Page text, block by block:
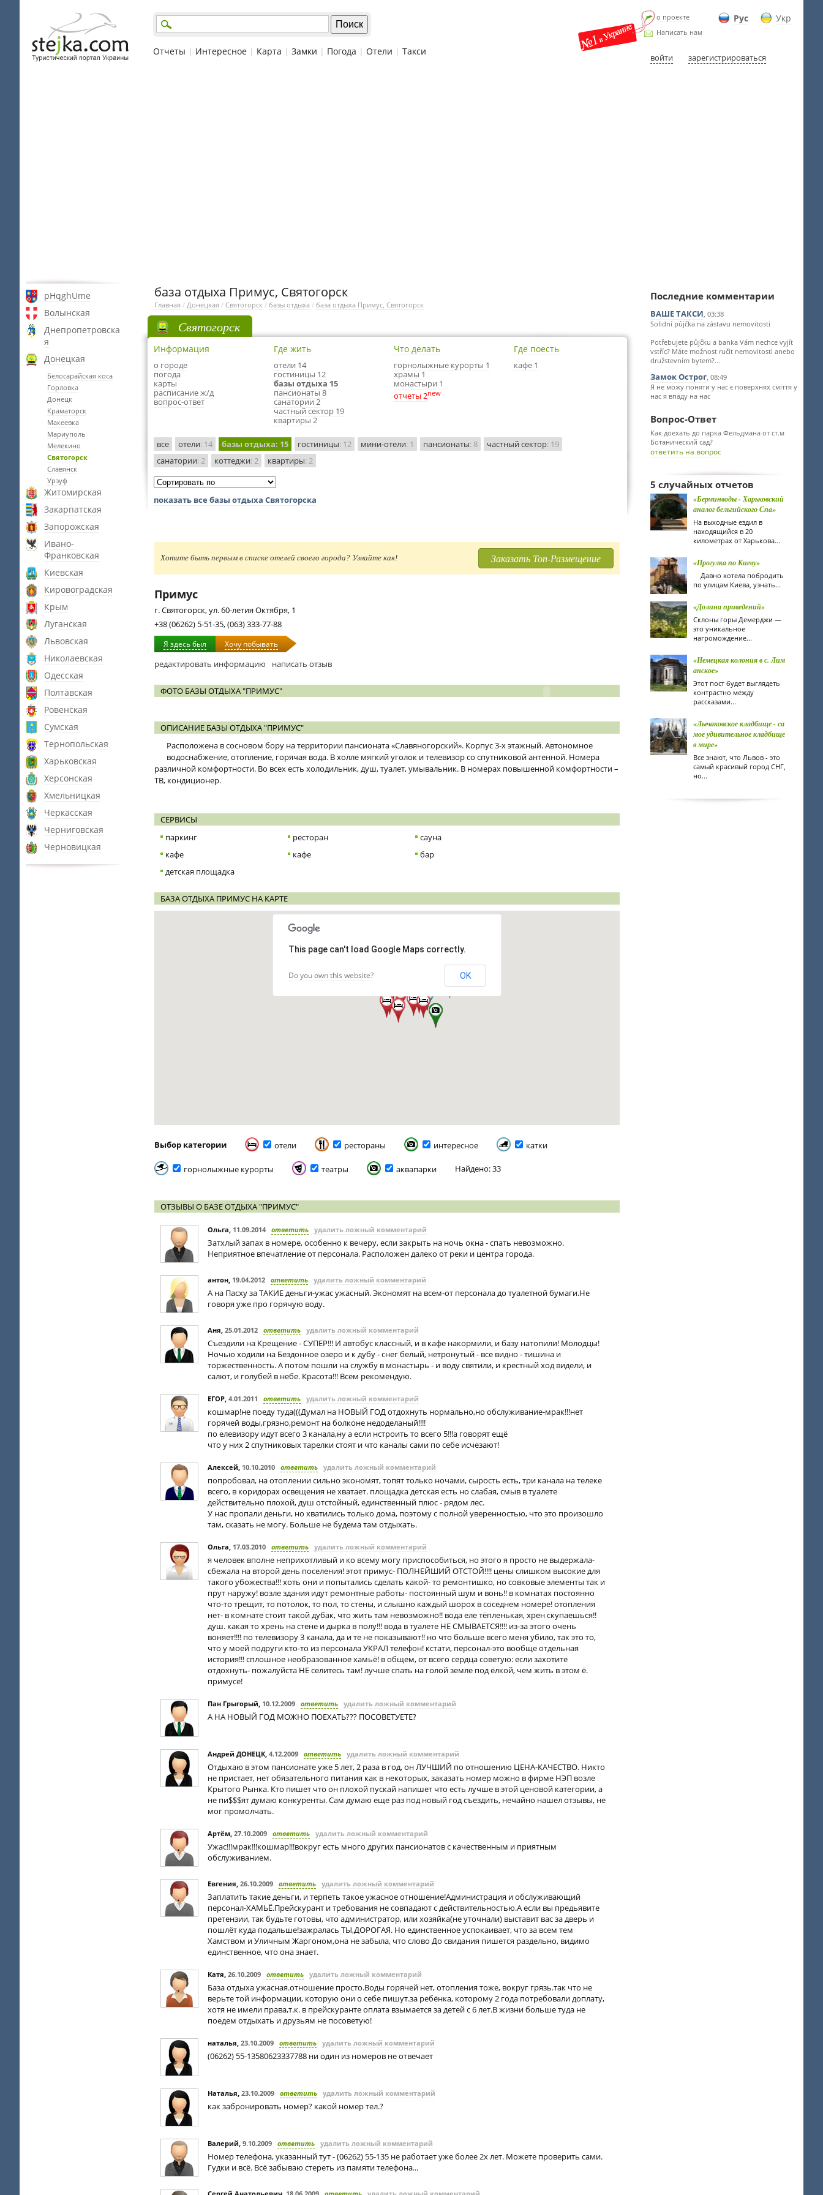
Рус Укр
о проекте
Написать нам
войти зарегистрироваться
Отчеты | Интересное | Карта | Замки | Погода | Отели | Такси
pHqghUme
Волынская
Днепропетровска
я
Донецкая
Белосарайская коса
Горловка
Донецк
Краматорск
Макеевка
Мариуполь
Мелекино
Святогорск
Славянск
Урзуф
Житомирская
Закарпатская
Запорожская
Ивано-
Франковская
Киевская
Кировоградская
Крым
Луганская
Львовская
Николаевская
Одесская
Полтавская
Ровенская
Сумская
Тернопольская
Харьковская
Херсонская
Хмельницкая
Черкасская
Черниговская
Черновицкая
база отдыха Примус, Святогорск
Главная / Донецкая / Святогорск / базы отдыха / база отдыха Примус, Святогорск
Святогорск
Информация
о городе
погода
карты
расписание ж/д
вопрос-ответ
Где жить
отели 14
гостиницы 12
базы отдыха 15
пансионаты 8
санатории 2
частный сектор 19
квартиры 2
Что делать
горнолыжные курорты 1
храмы 1
монастыри 1
отчеты 2new
Где поесть
кафе 1
все отели: 14 базы отдыха: 15 гостиницы: 12 мини-отели: 1 пансионаты: 8 частный сектор: 19
санатории: 2 коттеджи: 2 квартиры: 2
показать все базы отдыха Святогорска
Хотите быть первым в списке отелей своего города? Узнайте как! Заказать Топ-Размещение
Примус
г. Святогорск, ул. 60-летия Октября, 1
+38 (06262) 5-51-35, (063) 333-77-88
Я здесь был Хочу побывать
редактировать информацию написать отзыв
ФОТО БАЗЫ ОТДЫХА "ПРИМУС"
ОПИСАНИЕ БАЗЫ ОТДЫХА "ПРИМУС"
Расположена в сосновом бору на территории пансионата «Славяногорский». Корпус 3-х этажный. Автономное
водоснабжение, отопление, горячая вода. В холле мягкий уголок и телевизор со спутниковой антенной. Номера
различной комфортности. Во всех есть холодильник, душ, туалет, умывальник. В номерах повышенной комфортности –
ТВ, кондиционер.
СЕРВИСЫ
паркинг
ресторан
сауна
кафе
кафе
бар
детская площадка
БАЗА ОТДЫХА ПРИМУС НА КАРТЕ
This page can't load Google Maps correctly.
Do you own this website? OK
Выбор категории отели рестораны интересное катки
горнолыжные курорты театры аквапарки Найдено: 33
ОТЗЫВЫ О БАЗЕ ОТДЫХА "ПРИМУС"
Ольга, 11.09.2014 ответить удалить ложный комментарий
Затхлый запах в номере, особенно к вечеру, если закрыть на ночь окна - спать невозможно.
Неприятное впечатление от персонала. Расположен далеко от реки и центра города.
антон, 19.04.2012 ответить удалить ложный комментарий
А на Пасху за ТАКИЕ деньги-ужас ужасный. Экономят на всем-от персонала до туалетной бумаги.Не
говоря уже про горячую воду.
Аня, 25.01.2012 ответить удалить ложный комментарий
Съездили на Крещение - СУПЕР!!! И автобус классный, и в кафе накормили, и базу натопили! Молодцы!
Ночью ходили на Бездонное озеро и к дубу - снег белый, нетронутый - все видно - тишина и
торжественность. А потом пошли на службу в монастырь - и воду святили, и крестный ход видели, и
салют, и голубей в небе. Красота!!! Всем рекомендую.
ЕГОР, 4.01.2011 ответить удалить ложный комментарий
кошмар!не поеду туда(((Думал на НОВЫЙ ГОД отдохнуть нормально,но обслуживание-мрак!!!нет
горячей воды,грязно,ремонт на болконе недоделаный!!!!
по елевизору идут всего 3 канала,ну а если нстроить то всего 5!!!а говорят ещё
что у них 2 спутниковых тарелки стоят и что каналы сами по себе исчезают!
Алексей, 10.10.2010 ответить удалить ложный комментарий
попробовал, на отоплении сильно экономят, топят только ночами, сырость есть, три канала на телеке
всего, в коридорах освещения не хватает. площадка детская есть но слабая, смыв в туалете
действительно плохой, душ отстойный, единственный плюс - рядом лес.
У нас пропали деньги, но хватились только дома, поэтому с полной уверенностью, что это произошло
там, сказать не могу. Больше не будема там отдыхать.
Ольга, 17.03.2010 ответить удалить ложный комментарий
я человек вполне неприхотливый и ко всему могу приспособиться, но этого я просто не выдержала-
сбежала на второй день поселения! этот примус- ПОЛНЕЙШИЙ ОТСТОЙ!!!! цены слишком высокие для
такого убожества!!! хоть они и попытались сделать какой- то ремонтишко, но совковые элементы так и
прут наружу! возле здания идут ремонтные работы- постоянный шум и вонь!! в комнатах постоянно
что-то трещит, то потолок, то пол, то стены, и слышно каждый шорох в соседнем номере! отопления
нет- в комнате стоит такой дубак, что жить там невозможно!! вода еле тёпленькая, хрен скупаешься!!
душ. какая то хрень на стене и дырка в полу!!! вода в туалете НЕ СМЫВАЕТСЯ!!!! из-за этого очень
воняет!!!! по телевизору 3 канала, да и те не показывают!! но что больше всего меня убило, так это то,
что у моей подруги кто-то из персонала УКРАЛ телефон! кстати, персонал-это вообще отдельная
история!!! сплошное необразованное хамьё! в общем, от всего сердца советую: если захотите
отдохнуть- пожалуйста НЕ селитесь там! лучше спать на голой земле под ёлкой, чем жить в этом ё.
примусе!
Пан Грыгорый, 10.12.2009 ответить удалить ложный комментарий
А НА НОВЫЙ ГОД МОЖНО ПОЕХАТЬ??? ПОСОВЕТУЕТЕ?
Андрей ДОНЕЦК, 4.12.2009 ответить удалить ложный комментарий
Отдыхаю в этом пансионате уже 5 лет, 2 раза в год, он ЛУЧШИЙ по отношению ЦЕНА-КАЧЕСТВО. Никто
не пристает, нет обязательного питания как в некоторых, заказать номер можно в фирме НЭП возле
Крытого Рынка. Кто пишет что он плохой пускай напишет что есть лучше в этой ценовой категории, а
не пи$$$ят думаю конкуренты. Сам думаю еще раз под новый год съездить, нечайно нашел отзывы, не
мог промолчать.
Артём, 27.10.2009 ответить удалить ложный комментарий
Ужас!!!мрак!!!кошмар!!!вокруг есть много других пансионатов с качественным и приятным
обслуживанием.
Евгения, 26.10.2009 ответить удалить ложный комментарий
Заплатить такие деньги, и терпеть такое ужасное отношение!Администрация и обслуживающий
персонал-ХАМЬЁ.Прейскурант и требования не совпадают с действительностью.А если вы предьявите
претензии, так будьте готовы, что администратор, или хозяйка(не уточнали) выставит вас за дверь и
пошлёт куда подальше!зажралась ТЫ,ДОРОГАЯ. Но единственное успокаивает, что за всем тем
Хамством и Уличным Жаргоном,она не забыла, что слово До свидания пишется раздельно, видимо
единственное, что она знает.
Катя, 26.10.2009 ответить удалить ложный комментарий
База отдыха ужасная.отношение просто.Воды горячей нет, отопления тоже, вокруг грязь.так что не
верьте той информации, которую они о себе пишут.за ребёнка, которому 2 года потребовали доплату,
хотя не имели права,т.к. в прейскуранте оплата взымается за детей с 6 лет.В жизни больше туда не
поедем отдыхать и друзьям не посоветую!
наталья, 23.10.2009 ответить удалить ложный комментарий
(06262) 55-13580623337788 ни один из номеров не отвечает
Наталья, 23.10.2009 ответить удалить ложный комментарий
как забронировать номер? какой номер тел.?
Валерий, 9.10.2009 ответить удалить ложный комментарий
Номер телефона, указанный тут - (06262) 55-135 не работает уже более 2х лет. Можете проверить сами.
Гудки и всё. Всё забываю стереть из памяти телефона...
Последние комментарии
ВАШЕ ТАКСИ, 03:38
Solidní půjčka na zástavu nemovitosti
Potřebujete půjčku a banka Vám nechce vyjít
vstříc? Máte možnost ručit nemovitosti anebo
družstevním bytem?...
Замок Острог, 08:49
Я не можу поняти у нас є поверхнях сміття у
нас я впаду на нас
Вопрос-Ответ
Как доехать до парка Фельдмана от ст.м
Ботанический сад?
ответить на вопрос
5 случайных отчетов
«Берминводы - Харьковский
аналог бельгийского Спа»
На выходные ездил в
находящийся в 20
километрах от Харькова...
«Прогулка по Киеву»
Давно хотела побродить
по улицам Киева, узнать...
«Долина приведений»
Склоны горы Демерджи —
это уникальное
нагромождение...
«Немецкая колония в с. Лим
анское»
Этот пост будет выглядеть
контрастно между
рассказами...
«Лычаковское кладбище - са
мое удивительное кладбище
в мире»
Все знают, что Львов - это
самый красивый город СНГ,
но...